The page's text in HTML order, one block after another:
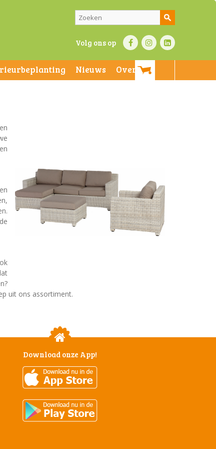
Volg ons op
Nieuws
Over ons
een greep uit ons assortiment.
Download onze App!